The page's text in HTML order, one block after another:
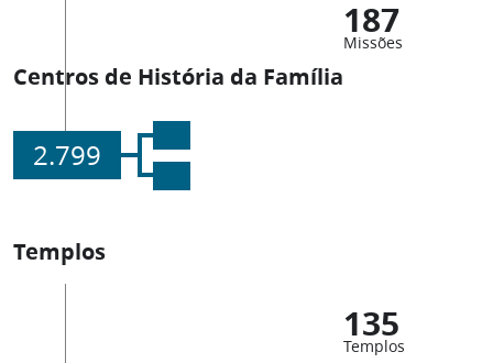
187
Missões
Centros de História da Família
2.799
Templos
135
Templos